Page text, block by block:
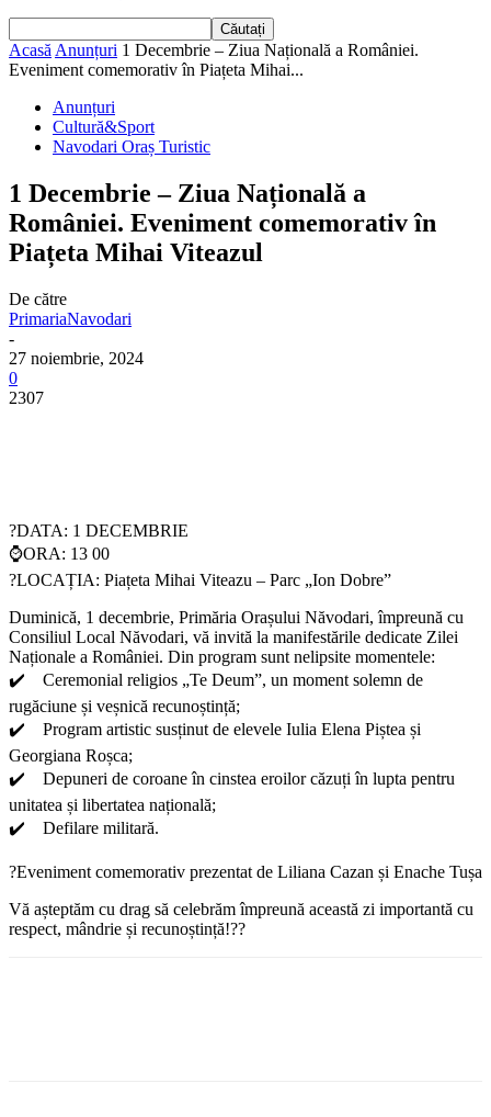
Acasă Anunțuri 1 Decembrie – Ziua Națională a României.
Eveniment comemorativ în Piațeta Mihai...
Anunțuri
Cultură&Sport
Navodari Oraș Turistic
1 Decembrie – Ziua Națională a
României. Eveniment comemorativ în
Piațeta Mihai Viteazul
De către
PrimariaNavodari
-
27 noiembrie, 2024
0
2307
?DATA: 1 DECEMBRIE
⌚️ORA: 13 00
?LOCAȚIA: Piațeta Mihai Viteazu – Parc „Ion Dobre”
Duminică, 1 decembrie, Primăria Orașului Năvodari, împreună cu
Consiliul Local Năvodari, vă invită la manifestările dedicate Zilei
Naționale a României. Din program sunt nelipsite momentele:
✔️ Ceremonial religios „Te Deum”, un moment solemn de
rugăciune și veșnică recunoștință;
✔️ Program artistic susținut de elevele Iulia Elena Piștea și
Georgiana Roșca;
✔️ Depuneri de coroane în cinstea eroilor căzuți în lupta pentru
unitatea și libertatea națională;
✔️ Defilare militară.
?Eveniment comemorativ prezentat de Liliana Cazan și Enache Tușa
Vă așteptăm cu drag să celebrăm împreună această zi importantă cu
respect, mândrie și recunoștință!??